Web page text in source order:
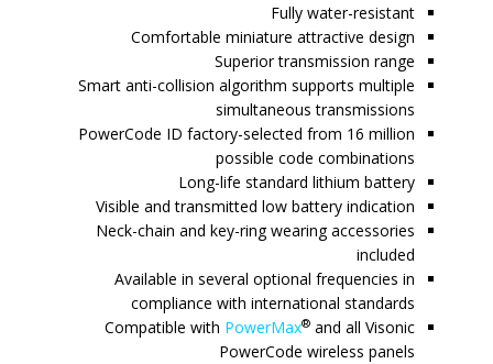
Fully water-resistant
Comfortable miniature attractive design
Superior transmission range
Smart anti-collision algorithm supports multiple
simultaneous transmissions
PowerCode ID factory-selected from 16 million
possible code combinations
Long-life standard lithium battery
Visible and transmitted low battery indication
Neck-chain and key-ring wearing accessories
included
Available in several optional frequencies in
compliance with international standards
Compatible with PowerMax® and all Visonic
PowerCode wireless panels